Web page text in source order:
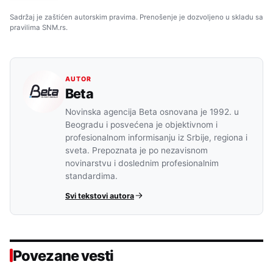
Sadržaj je zaštićen autorskim pravima. Prenošenje je dozvoljeno u skladu sa
pravilima SNM.rs.
AUTOR
Beta
Novinska agencija Beta osnovana je 1992. u
Beogradu i posvećena je objektivnom i
profesionalnom informisanju iz Srbije, regiona i
sveta. Prepoznata je po nezavisnom
novinarstvu i doslednim profesionalnim
standardima.
Svi tekstovi autora
Povezane vesti